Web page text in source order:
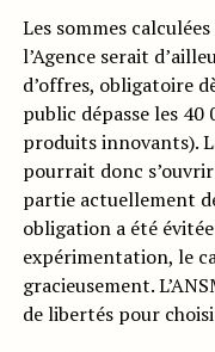
Les sommes
l’Agence serait
d’offres, obligatoire
public dépasse les
produits innovants).
pourrait donc
partie actuellement
obligation a été
expérimentation, le
gracieusement.
de libertés pour